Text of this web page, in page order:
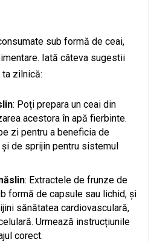
sub formă de ceai,
Iată câteva sugestii
ta zilnică:
: Poți prepara un ceai din
acestora în apă fierbinte.
zi pentru a beneficia de
de sprijin pentru sistemul
: Extractele de frunze de
formă de capsule sau lichid, și
sănătatea cardiovasculară,
Urmează instrucțiunile
corect.